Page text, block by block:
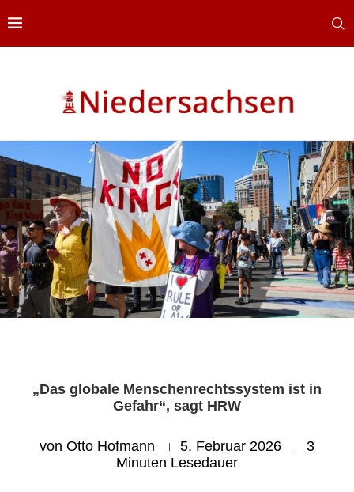
„Das globale Menschenrechtssystem ist in
Gefahr“, sagt HRW
von Otto Hofmann 5. Februar 2026
3
Minuten Lesedauer